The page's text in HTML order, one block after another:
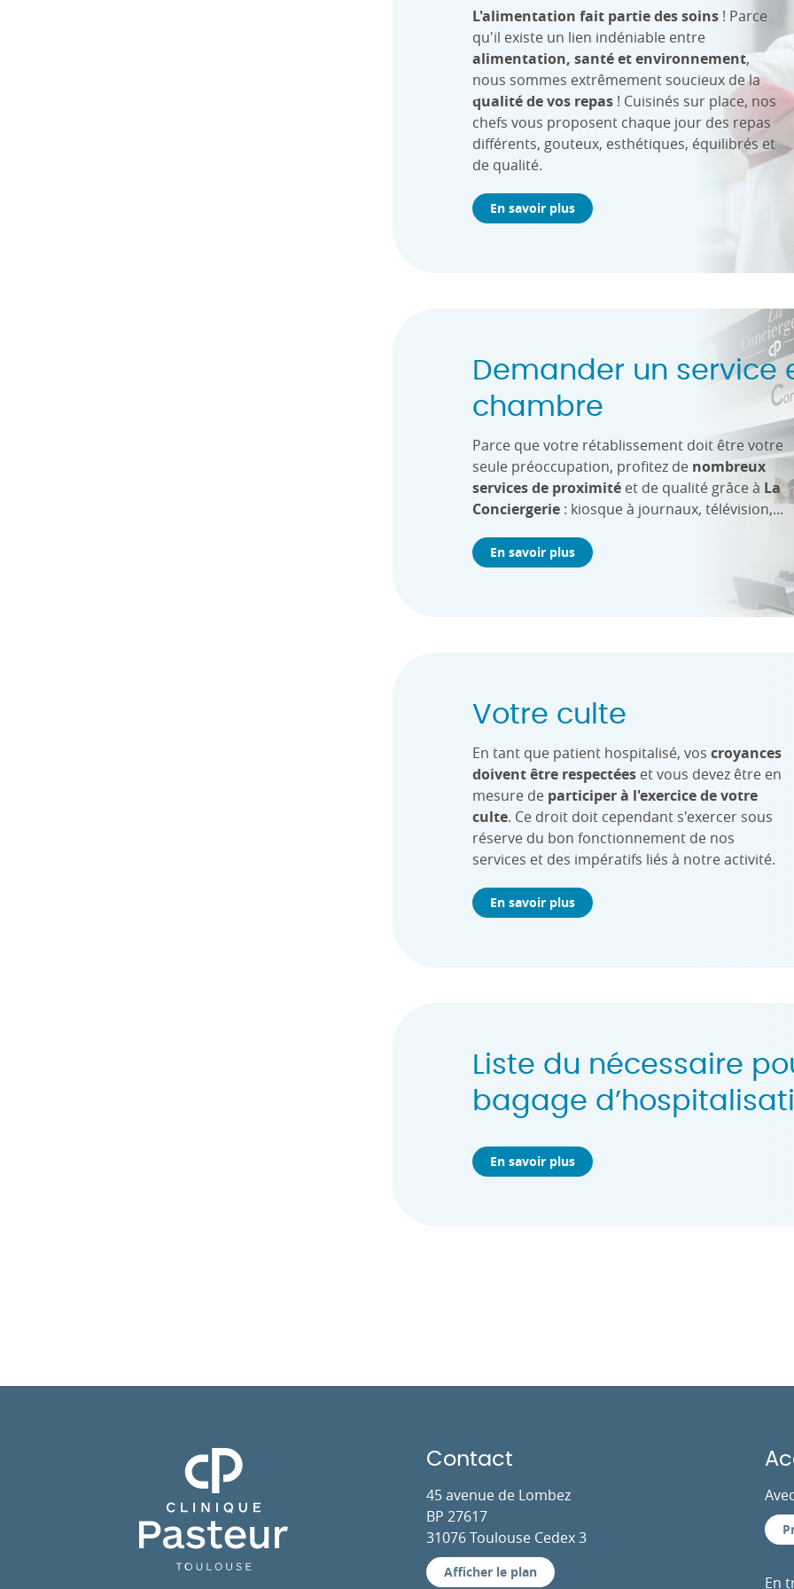
L'alimentation fait partie des soins ! Parce
qu'il existe un lien indéniable entre
alimentation, santé et environnement,
nous sommes extrêmement soucieux de la
qualité de vos repas ! Cuisinés sur place, nos
chefs vous proposent chaque jour des repas
différents, gouteux, esthétiques, équilibrés et
de qualité.
En savoir plus
Demander un service
chambre
Parce que votre rétablissement doit être votre
seule préoccupation, profitez de nombreux
services de proximité et de qualité grâce à La
Conciergerie : kiosque à journaux, télévision,...
En savoir plus
Votre culte
En tant que patient hospitalisé, voscroyances
doivent être respectées et vous devez être en
mesure de participer à l'exercice de votre
culte. Ce droit doit cependant s'exercer sous
réserve du bon fonctionnement de nos
services et des impératifs liés à notre activité.
En savoir plus
Liste du nécessaire
bagage
En savoir plus
Clinique Pasteur Contact
45 avenue de Lombez
BP 27617
31076 Toulouse Cedex 3
Afficher le plan
En